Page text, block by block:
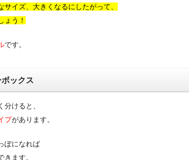
イズ、大きくなるにしたがって、
ょう！
です。
ックス
けると、
プがあります。
ぽになれば
ます。